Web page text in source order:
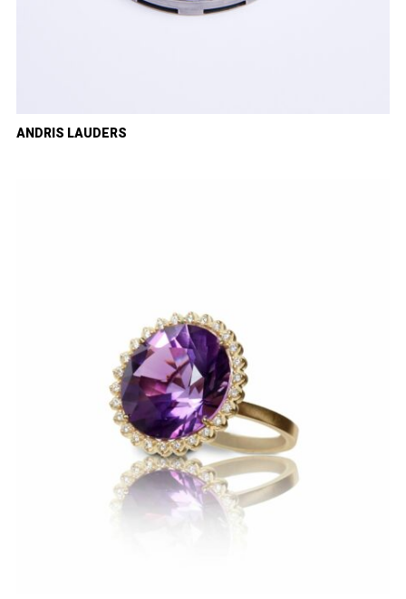
ANDRIS LAUDERS